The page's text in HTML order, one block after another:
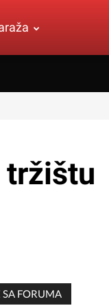
tržištu
SA FORUMA